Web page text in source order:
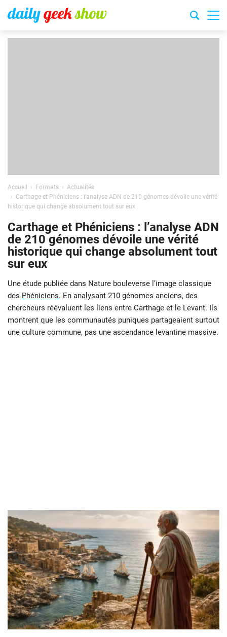
Accueil Formats
Actualités
Carthage et Phéniciens : l’analyse ADN de 210 génomes dévoile une vérité
historique qui change absolument tout sur eux
Carthage et Phéniciens : l’analyse ADN
de 210 génomes dévoile une vérité
historique qui change absolument tout
sur eux
Une étude publiée dans Nature bouleverse l’image classique
des Phéniciens. En analysant 210 génomes anciens, des
chercheurs réévaluent les liens entre Carthage et le Levant. Ils
montrent que les communautés puniques partageaient surtout
une culture commune, pas une ascendance levantine massive.